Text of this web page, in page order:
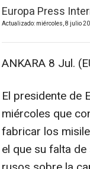
Europa Press
Actualizado: miércoles, 8 julio
ANKARA 8 Jul.
El presidente de
miércoles que
fabricar los
el que su falta